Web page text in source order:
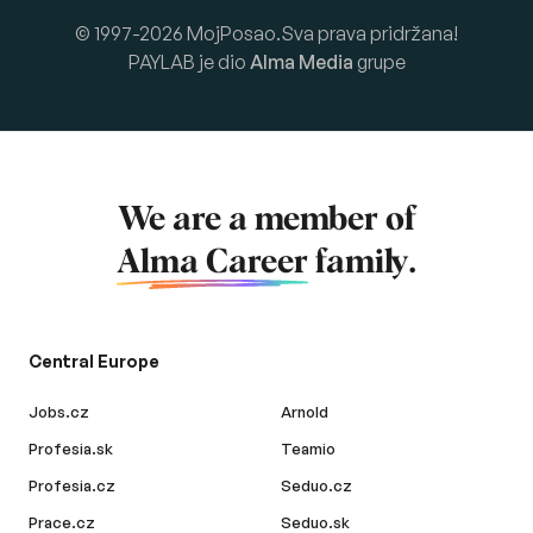
© 1997-2026 MojPosao.Sva prava pridržana!
PAYLAB je dio Alma Media grupe
We are a member of
Alma Career family.
Central Europe
Jobs.cz
Profesia.sk
Profesia.cz
Prace.cz
Arnold
Teamio
Seduo.cz
Seduo.sk